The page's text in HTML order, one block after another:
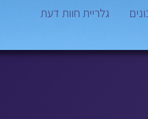
גלריית חוות דעת